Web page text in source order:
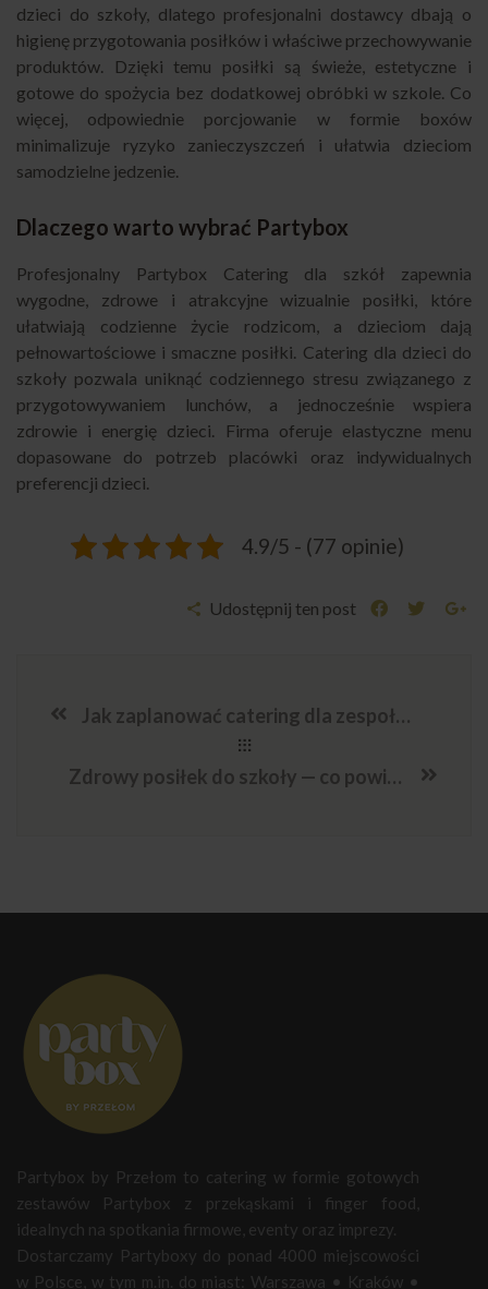
dzieci do szkoły, dlatego profesjonalni dostawcy dbają o
higienę przygotowania posiłków i właściwe przechowywanie
produktów. Dzięki temu posiłki są świeże, estetyczne i
gotowe do spożycia bez dodatkowej obróbki w szkole. Co
więcej, odpowiednie porcjowanie w formie boxów
minimalizuje ryzyko zanieczyszczeń i ułatwia dzieciom
samodzielne jedzenie.
Dlaczego warto wybrać Partybox
Profesjonalny Partybox Catering dla szkół zapewnia
wygodne, zdrowe i atrakcyjne wizualnie posiłki, które
ułatwiają codzienne życie rodzicom, a dzieciom dają
pełnowartościowe i smaczne posiłki. Catering dla dzieci do
szkoły pozwala uniknąć codziennego stresu związanego z
przygotowywaniem lunchów, a jednocześnie wspiera
zdrowie i energię dzieci. Firma oferuje elastyczne menu
dopasowane do potrzeb placówki oraz indywidualnych
preferencji dzieci.
4.9/5 - (77 opinie)
Udostępnij ten post
Jak zaplanować catering dla zespołów marketingowych
Zdrowy posiłek do szkoły — co powinien zawierać
Partybox by Przełom to catering w formie gotowych
zestawów Partybox z przekąskami i finger food,
idealnych na spotkania firmowe, eventy oraz imprezy.
Dostarczamy Partyboxy do ponad 4000 miejscowości
w Polsce, w tym m.in. do miast: Warszawa • Kraków •